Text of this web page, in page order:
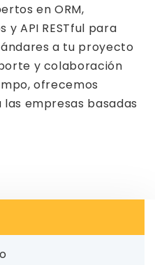
en ORM,
API RESTful para
a tu proyecto
y colaboración
ofrecemos
empresas basadas